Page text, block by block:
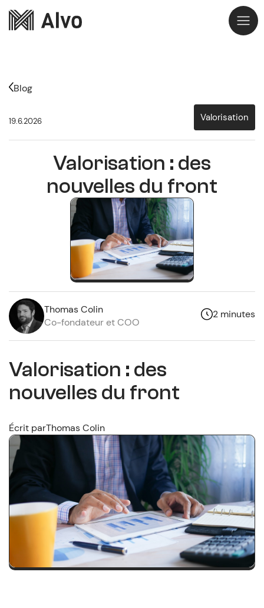
Blog
19.6.2026 Valorisation
Valorisation : des
nouvelles du front
Thomas Colin
Co-fondateur et COO
2 minutes
Valorisation : des
nouvelles du front
Écrit parThomas Colin